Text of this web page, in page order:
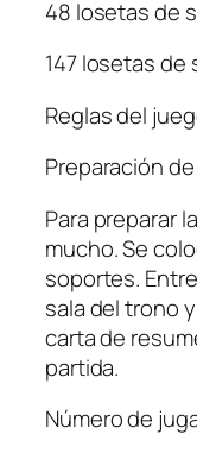
48 losetas de
147 losetas de
Reglas del
Preparación
Para preparar
mucho. Se
soportes.
sala del trono
carta de
partida.
Número de